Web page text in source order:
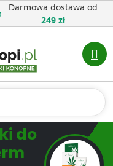
Darmowa dostawa od
249 zł
do